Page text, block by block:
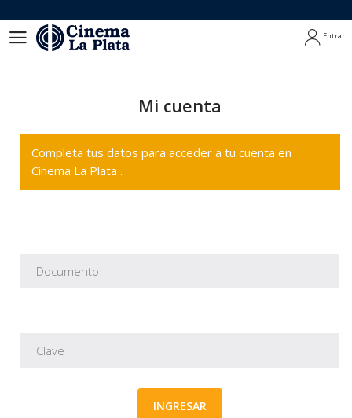
Entrar
Mi cuenta
Completa tus datos para acceder a tu cuenta en
Cinema La Plata .
INGRESAR